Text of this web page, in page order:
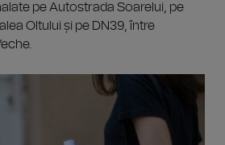
pe Autostrada Soarelui, pe
Oltului și pe DN39, între